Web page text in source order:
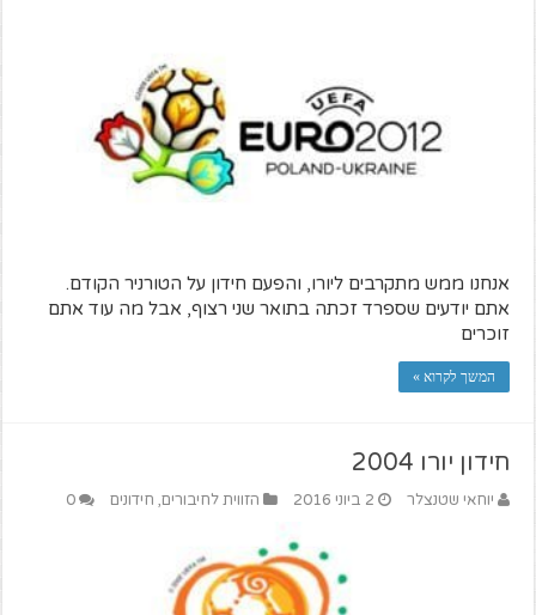
אנחנו ממש מתקרבים ליורו, והפעם חידון על הטורניר הקודם.
אתם יודעים שספרד זכתה בתואר שני רצוף, אבל מה עוד אתם
זוכרים
המשך לקרוא »
חידון יורו 2004
יוחאי שטנצלר 2 ביוני 2016 הזווית לחיבורים, חידונים 0